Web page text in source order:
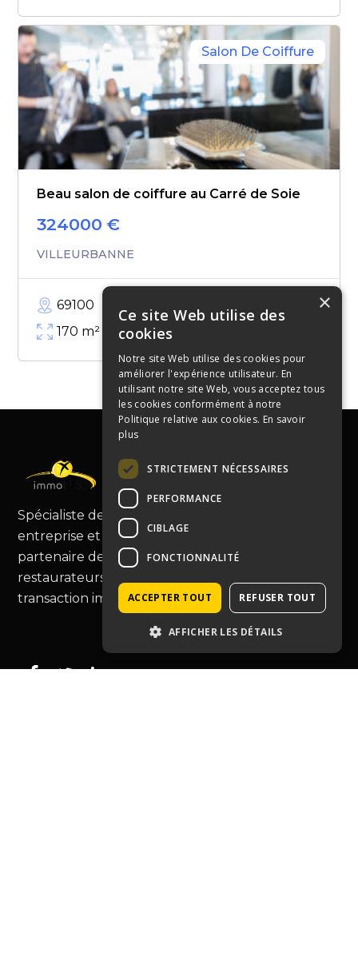
Salon De Coiffure
Beau salon de coiffure au Carré de Soie
324000 €
VILLEURBANNE
69100
170 m²
Spécialiste de la cession de fonds de commerce,
entreprise et murs commerciaux, Immopro est le
partenaire de choix pour les commerçants et
restaurateurs, vous guidant au-delà de la simple
transaction immobilière.
×
Ce site Web utilise des
cookies
Notre site Web utilise des cookies pour
améliorer l'expérience utilisateur. En
utilisant notre site Web, vous acceptez tous
les cookies conformément à notre
Politique relative aux cookies. En savoir
plus
STRICTEMENT NÉCESSAIRES
PERFORMANCE
CIBLAGE
FONCTIONNALITÉ
ACCEPTER TOUT REFUSER TOUT
AFFICHER LES DÉTAILS